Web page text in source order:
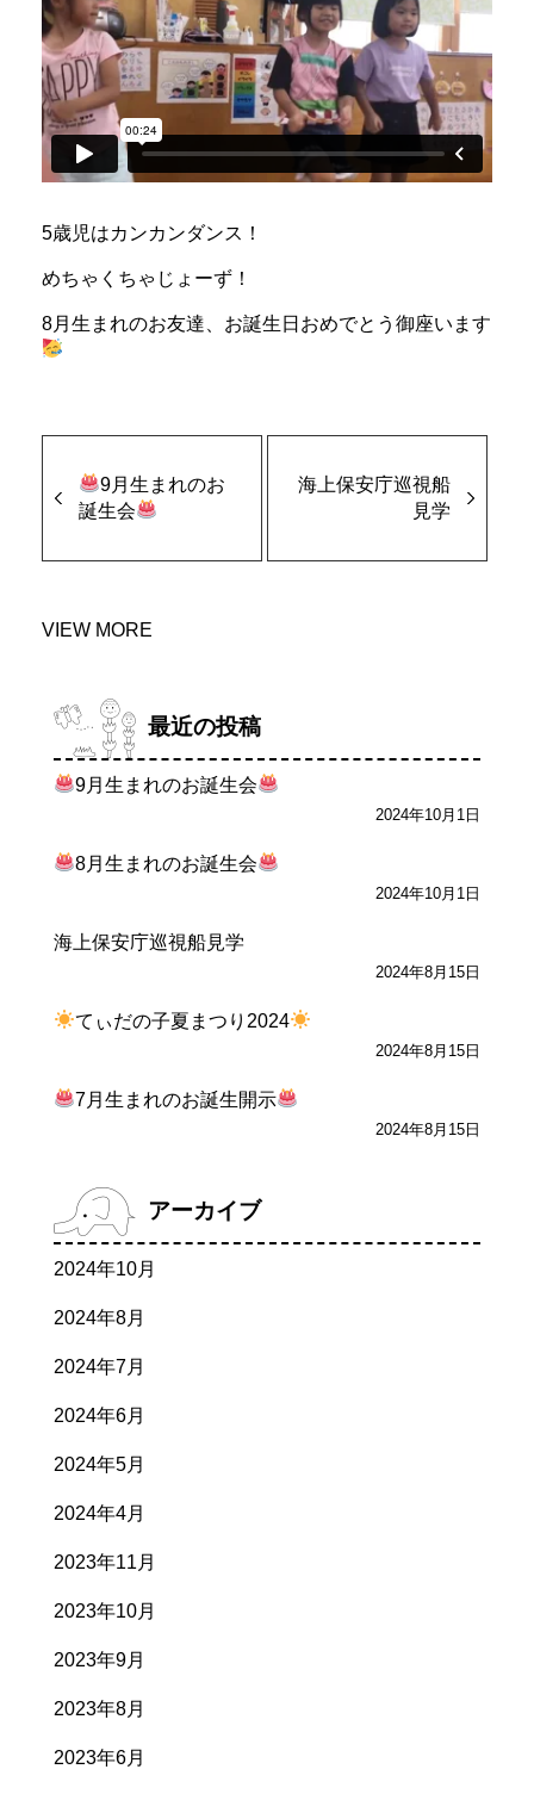
5歳児はカンカンダンス！
めちゃくちゃじょーず！
8月生まれのお友達、お誕生日おめでとう御座います
9月生まれのお
誕生会
海上保安庁巡視船
見学
VIEW MORE
最近の投稿
9月生まれのお誕生会
2024年10月1日
8月生まれのお誕生会
2024年10月1日
海上保安庁巡視船見学
2024年8月15日
てぃだの子夏まつり2024
2024年8月15日
7月生まれのお誕生開示
2024年8月15日
アーカイブ
2024年10月
2024年8月
2024年7月
2024年6月
2024年5月
2024年4月
2023年11月
2023年10月
2023年9月
2023年8月
2023年6月